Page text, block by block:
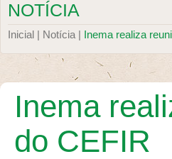
NOTÍCIA
Inicial | Notícia | Inema realiza
Inema
do CEFIR